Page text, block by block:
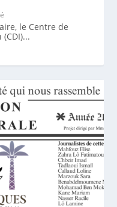
le Centre de